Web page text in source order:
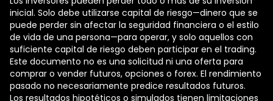
inicial. Solo debe utilizarse capital de riesgo—dinero que se
puede perder sin afectar la seguridad financiera o el estilo
de vida de una persona—para operar, y solo aquellos con
suficiente capital de riesgo deben participar en el trading.
Este documento no es una solicitud ni una oferta para
comprar o vender futuros, opciones o forex. El rendimiento
pasado no necesariamente predice resultados futuros.
Los resultados hipotéticos o simulados tienen limitaciones